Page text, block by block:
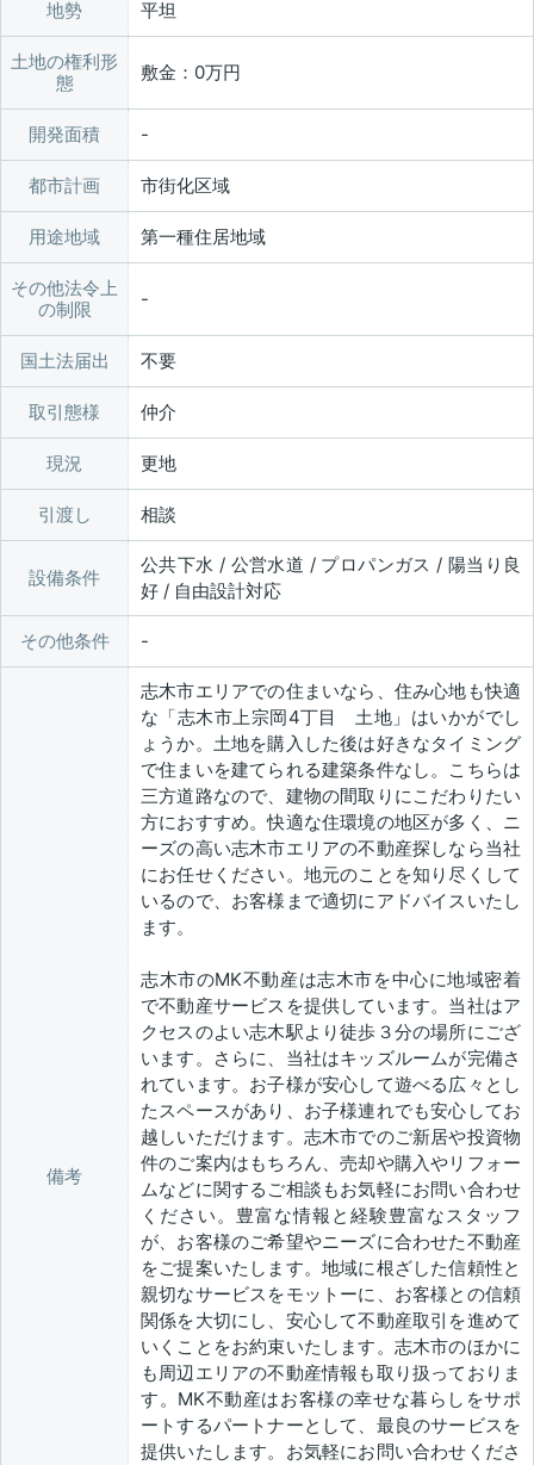
地勢 平坦
土地の権利形
態
敷金：0万円
開発面積
都市計画 市街化区域
用途地域 第一種住居地域
その他法令上
の制限
国土法届出 不要
取引態様 仲介
現況 更地
引渡し 相談
設備条件
公共下水 / 公営水道 / プロパンガス / 陽当り良
好 / 自由設計対応
その他条件
備考
志木市エリアでの住まいなら、住み心地も快適
な「志木市上宗岡4丁目 土地」はいかがでし
ょうか。土地を購入した後は好きなタイミング
で住まいを建てられる建築条件なし。こちらは
三方道路なので、建物の間取りにこだわりたい
方におすすめ。快適な住環境の地区が多く、ニ
ーズの高い志木市エリアの不動産探しなら当社
にお任せください。地元のことを知り尽くして
いるので、お客様まで適切にアドバイスいたし
ます。
志木市のMK不動産は志木市を中心に地域密着
で不動産サービスを提供しています。当社はア
クセスのよい志木駅より徒歩３分の場所にござ
います。さらに、当社はキッズルームが完備さ
れています。お子様が安心して遊べる広々とし
たスペースがあり、お子様連れでも安心してお
越しいただけます。志木市でのご新居や投資物
件のご案内はもちろん、売却や購入やリフォー
ムなどに関するご相談もお気軽にお問い合わせ
ください。豊富な情報と経験豊富なスタッフ
が、お客様のご希望やニーズに合わせた不動産
をご提案いたします。地域に根ざした信頼性と
親切なサービスをモットーに、お客様との信頼
関係を大切にし、安心して不動産取引を進めて
いくことをお約束いたします。志木市のほかに
も周辺エリアの不動産情報も取り扱っておりま
す。MK不動産はお客様の幸せな暮らしをサポ
ートするパートナーとして、最良のサービスを
提供いたします。お気軽にお問い合わせくださ